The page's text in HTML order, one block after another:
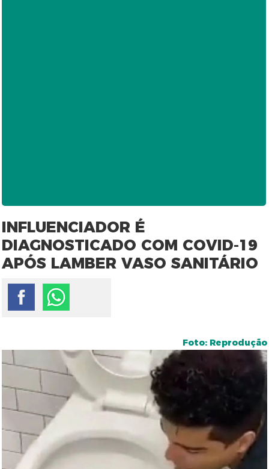
INFLUENCIADOR É
DIAGNOSTICADO COM COVID-19
APÓS LAMBER VASO SANITÁRIO
Foto: Reprodução